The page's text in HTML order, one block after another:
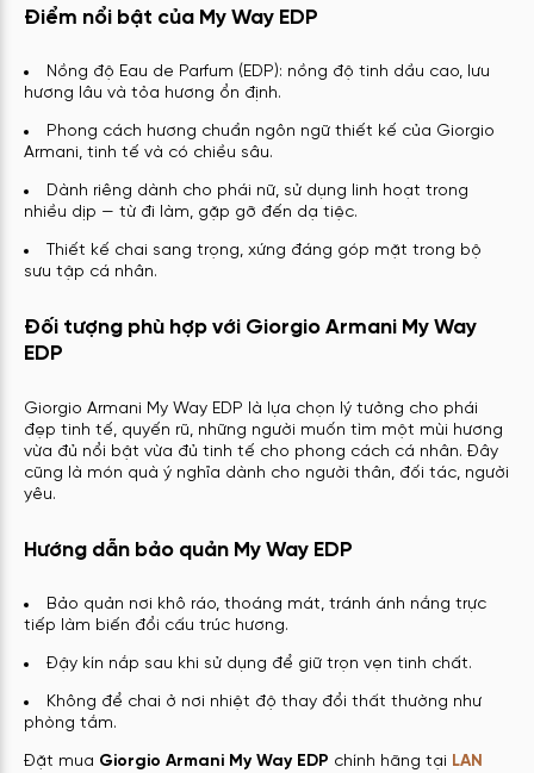
Điểm nổi bật của My Way EDP
Nồng độ Eau de Parfum (EDP): nồng độ tinh dầu cao, lưu
hương lâu và tỏa hương ổn định.
Phong cách hương chuẩn ngôn ngữ thiết kế của Giorgio
Armani, tinh tế và có chiều sâu.
Dành riêng dành cho phái nữ, sử dụng linh hoạt trong
nhiều dịp — từ đi làm, gặp gỡ đến dạ tiệc.
Thiết kế chai sang trọng, xứng đáng góp mặt trong bộ
sưu tập cá nhân.
Đối tượng phù hợp với Giorgio Armani My Way
EDP
Giorgio Armani My Way EDP là lựa chọn lý tưởng cho phái
đẹp tinh tế, quyến rũ, những người muốn tìm một mùi hương
vừa đủ nổi bật vừa đủ tinh tế cho phong cách cá nhân. Đây
cũng là món quà ý nghĩa dành cho người thân, đối tác, người
yêu.
Hướng dẫn bảo quản My Way EDP
Bảo quản nơi khô ráo, thoáng mát, tránh ánh nắng trực
tiếp làm biến đổi cấu trúc hương.
Đậy kín nắp sau khi sử dụng để giữ trọn vẹn tinh chất.
Không để chai ở nơi nhiệt độ thay đổi thất thường như
phòng tắm.
Đặt mua Giorgio Armani My Way EDP chính hãng tại LAN